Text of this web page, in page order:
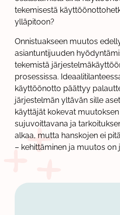
tekemisestä
ylläpitoon?
Onnistuakseen muutos
asiantuntijuuden
tekemistä
prosessissa.
käyttöönotto päättyy
järjestelmän yltävän sille
käyttäjät kokevat
sujuvoittavana ja
alkaa, mutta hanskojen ei
– kehittäminen ja muutos on